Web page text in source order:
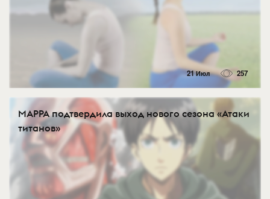
21 Июл 257
MAPPA подтвердила выход нового сезона «Атаки
титанов»